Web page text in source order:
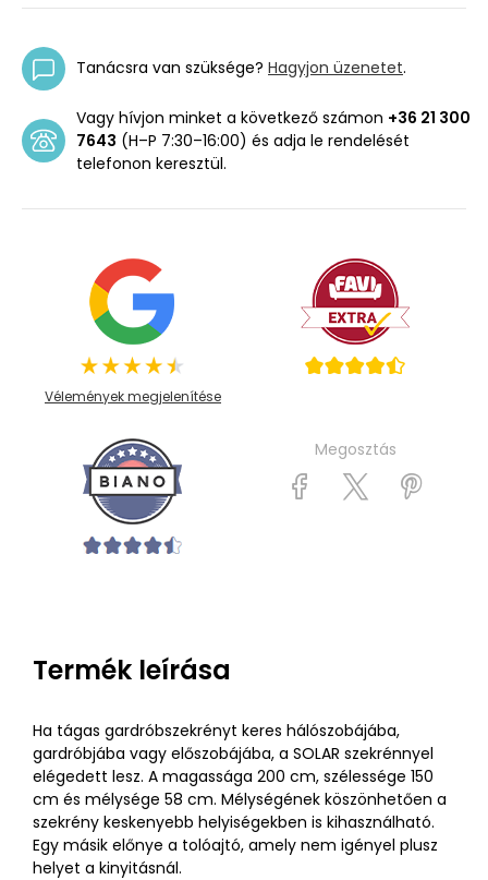
Tanácsra van szüksége? Hagyjon üzenetet.
Vagy hívjon minket a következő számon +36 21 300
7643 (H–P 7:30–16:00) és adja le rendelését
telefonon keresztül.
Vélemények megjelenítése
Megosztás
Termék leírása
Ha tágas gardróbszekrényt keres hálószobájába,
gardróbjába vagy előszobájába, a SOLAR szekrénnyel
elégedett lesz. A magassága 200 cm, szélessége 150
cm és mélysége 58 cm. Mélységének köszönhetően a
szekrény keskenyebb helyiségekben is kihasználható.
Egy másik előnye a tolóajtó, amely nem igényel plusz
helyet a kinyitásnál.